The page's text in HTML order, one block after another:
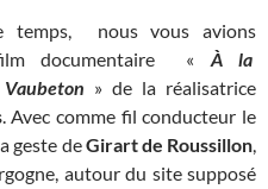
temps, nous vous avions
documentaire « À la
» de la réalisatrice
. Avec comme fil conducteur le
geste deGirart de Roussillon,
autour du site supposé